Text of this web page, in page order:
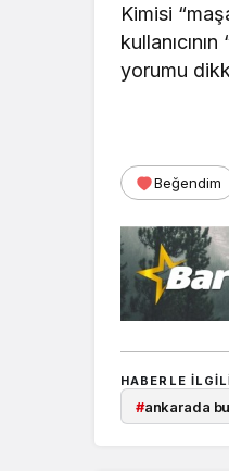
Kimisi
yorumu
Beğendim
HABERLE
#ankarada